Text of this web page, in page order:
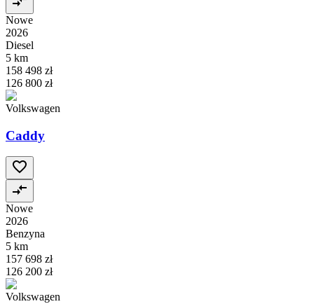
Nowe
2026
Diesel
5 km
158 498 zł
126 800 zł
Volkswagen
Caddy
Nowe
2026
Benzyna
5 km
157 698 zł
126 200 zł
Volkswagen